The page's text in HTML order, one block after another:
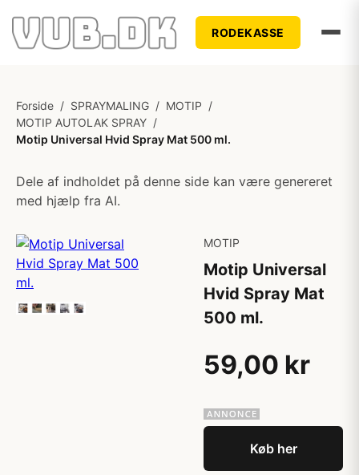
RODEKASSE
Forside / SPRAYMALING / MOTIP /
MOTIP AUTOLAK SPRAY /
Motip Universal Hvid Spray Mat 500 ml.
Dele af indholdet på denne side kan være genereret
med hjælp fra AI.
MOTIP
Motip Universal
Hvid Spray Mat
500 ml.
59,00 kr
Køb her